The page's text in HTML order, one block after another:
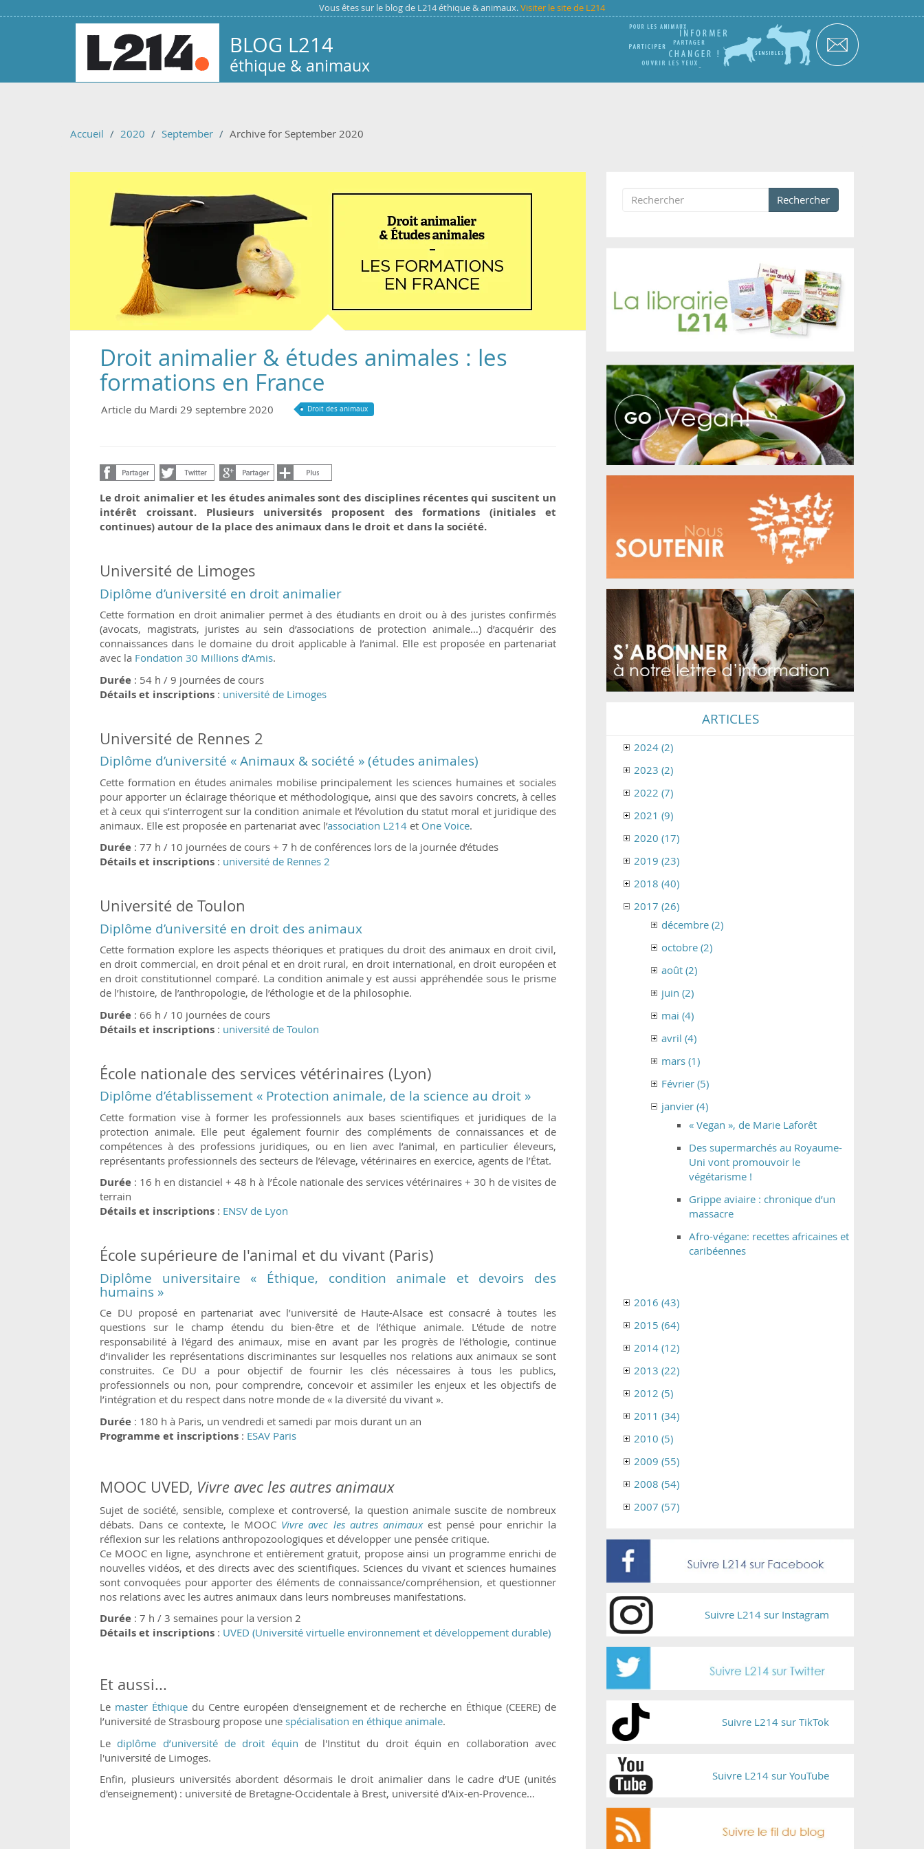
Vous êtes sur le blog de L214 éthique & animaux.Visiter le site de L214
BLOG L214
éthique & animaux
Accueil 2020 September Archive for September 2020
Droit animalier & études animales : les
formations en France
Article du Mardi 29 septembre 2020 Droit des animaux
Le droit animalier et les études animales sont des disciplines récentes qui suscitent un
intérêt croissant. Plusieurs universités proposent des formations (initiales et
continues) autour de la place des animaux dans le droit et dans la société.
Université de Limoges
Diplôme d’université en droit animalier
Cette formation en droit animalier permet à des étudiants en droit ou à des juristes confirmés
(avocats, magistrats, juristes au sein d’associations de protection animale…) d’acquérir des
connaissances dans le domaine du droit applicable à l’animal. Elle est proposée en partenariat
avec la Fondation 30 Millions d’Amis.
Durée : 54 h / 9 journées de cours
Détails et inscriptions : université de Limoges
Université de Rennes 2
Diplôme d’université « Animaux & société » (études animales)
Cette formation en études animales mobilise principalement les sciences humaines et sociales
pour apporter un éclairage théorique et méthodologique, ainsi que des savoirs concrets, à celles
et à ceux qui s’interrogent sur la condition animale et l’évolution du statut moral et juridique des
animaux. Elle est proposée en partenariat avec l’association L214 et One Voice.
Durée : 77 h / 10 journées de cours + 7 h de conférences lors de la journée d’études
Détails et inscriptions : université de Rennes 2
Université de Toulon
Diplôme d’université en droit des animaux
Cette formation explore les aspects théoriques et pratiques du droit des animaux en droit civil,
en droit commercial, en droit pénal et en droit rural, en droit international, en droit européen et
en droit constitutionnel comparé. La condition animale y est aussi appréhendée sous le prisme
de l’histoire, de l’anthropologie, de l’éthologie et de la philosophie.
Durée : 66 h / 10 journées de cours
Détails et inscriptions : université de Toulon
École nationale des services vétérinaires (Lyon)
Diplôme d’établissement « Protection animale, de la science au droit »
Cette formation vise à former les professionnels aux bases scientifiques et juridiques de la
protection animale. Elle peut également fournir des compléments de connaissances et de
compétences à des professions juridiques, ou en lien avec l’animal, en particulier éleveurs,
représentants professionnels des secteurs de l’élevage, vétérinaires en exercice, agents de l’État.
Durée : 16 h en distanciel + 48 h à l’École nationale des services vétérinaires + 30 h de visites de
terrain
Détails et inscriptions : ENSV de Lyon
École supérieure de l'animal et du vivant (Paris)
Diplôme universitaire « Éthique, condition animale et devoirs des
humains »
Ce DU proposé en partenariat avec l’université de Haute-Alsace est consacré à toutes les
questions sur le champ étendu du bien-être et de l’éthique animale. L'étude de notre
responsabilité à l'égard des animaux, mise en avant par les progrès de l'éthologie, continue
d’invalider les représentations discriminantes sur lesquelles nos relations aux animaux se sont
construites. Ce DU a pour objectif de fournir les clés nécessaires à tous les publics,
professionnels ou non, pour comprendre, concevoir et assimiler les enjeux et les objectifs de
l’intégration et du respect dans notre monde de « la diversité du vivant ».
Durée : 180 h à Paris, un vendredi et samedi par mois durant un an
Programme et inscriptions : ESAV Paris
MOOC UVED, Vivre avec les autres animaux
Sujet de société, sensible, complexe et controversé, la question animale suscite de nombreux
débats. Dans ce contexte, le MOOC Vivre avec les autres animauxest pensé pour enrichir la
réflexion sur les relations anthropozoologiques et développer une pensée critique.
Ce MOOC en ligne, asynchrone et entièrement gratuit, propose ainsi un programme enrichi de
nouvelles vidéos, et des directs avec des scientifiques. Sciences du vivant et sciences humaines
sont convoquées pour apporter des éléments de connaissance/compréhension, et questionner
nos relations avec les autres animaux dans leurs nombreuses manifestations.
Durée : 7 h / 3 semaines pour la version 2
Détails et inscriptions : UVED (Université virtuelle environnement et développement durable)
Et aussi...
Le master Éthiquedu Centre européen d'enseignement et de recherche en Éthique (CEERE) de
l’université de Strasbourg propose une spécialisation en éthique animale.
Le diplôme d’université de droit équin de l'Institut du droit équin en collaboration avec
l'université de Limoges.
Enfin, plusieurs universités abordent désormais le droit animalier dans le cadre d’UE (unités
d'enseignement) : université de Bretagne-Occidentale à Brest, université d'Aix-en-Provence…
Formulaire de recherche
Rechercher
ARTICLES
2024 (2)
2023 (2)
2022 (7)
2021 (9)
2020 (17)
2019 (23)
2018 (40)
2017 (26)
décembre (2)
octobre (2)
août (2)
juin (2)
mai (4)
avril (4)
mars (1)
Février (5)
janvier (4)
« Vegan », de Marie Laforêt
Des supermarchés au Royaume-
Uni vont promouvoir le
végétarisme !
Grippe aviaire : chronique d’un
massacre
Afro-végane: recettes africaines et
caribéennes
2016 (43)
2015 (64)
2014 (12)
2013 (22)
2012 (5)
2011 (34)
2010 (5)
2009 (55)
2008 (54)
2007 (57)
Suivre L214 sur Instagram
Suivre L214 sur TikTok
Suivre L214 sur YouTube